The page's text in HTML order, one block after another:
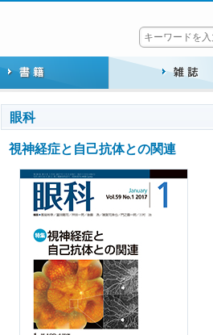
眼科
視神経症と自己抗体との関連